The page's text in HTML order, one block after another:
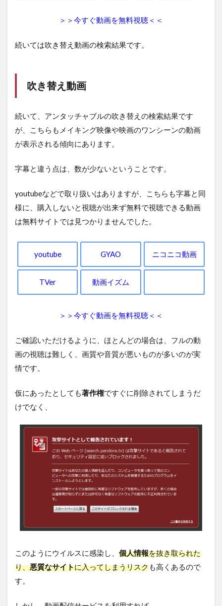
＞＞今すぐ動画を無料視聴＜＜
続いては吹き替え動画の検索結果です。
吹き替え動画
続いて、アンタッチャブルの吹き替えの検索結果です
が、こちらもメイキング映像や映画のワンシーンの動画
が表示される傾向にあります。
字幕と違う点は、数が少ないということです。
youtubeなどで取り扱いはありますが、こちらも字幕と同
様に、購入しないと視聴が出来ず無料で視聴できる動画
は無料サイトでは見つかりませんでした。
youtube GYAO ニコニコ動画
TVer 動画イズム
＞＞今すぐ動画を無料視聴＜＜
ご確認いただけるように、ほとんどの場合は、フルの動
画の視聴は難しく、画質や音質が悪いものが多いのが実
情です。
仮にあったとしても著作権ですぐに削除されてしまうだ
けでなく、
このようにウイルスに感染し、 個人情報を抜き取られた
り、悪質なサイトに入ってしまうリスクも高くあるので
す。